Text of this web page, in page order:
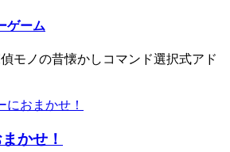
ゲーム
モノの昔懐かしコマンド選択式アド
かせ！